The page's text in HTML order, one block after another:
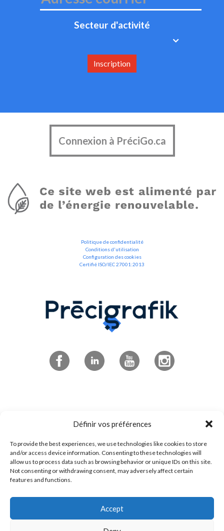
Définir vos préférences
To provide the best experiences, we use technologies like cookies to store
and/or access device information. Consenting to these technologies will
allow us to process data such as browsing behavior or unique IDs on this site.
Not consenting or withdrawing consent, may adversely affect certain
features and functions.
Accept
Secteur d'activité
Inscription
Connexion à PréciGo.ca
Politique de confidentialité
Conditions d'utilisation
Configuration des cookies
Certifié ISO/IEC 27001:2013
4545 boulevard de Portland
Sherbrooke, QC
1 800 294-0233